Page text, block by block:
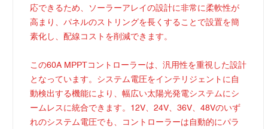
応できるため、ソーラーアレイの設計に非常に柔軟性が
高まり、パネルのストリングを長くすることで設置を簡
素化し、配線コストを削減できます。
この60A MPPTコントローラーは、汎用性を重視した設計
となっています。システム電圧をインテリジェントに自
動検出する機能により、幅広い太陽光発電システムにシ
ームレスに統合できます。12V、24V、36V、48Vのいず
れのシステム電圧でも、コントローラーは自動的にパラ